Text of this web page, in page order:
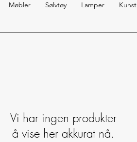
Vi har ingen produkter
å vise her akkurat nå.
Møbler Sølvtøy Lamper Kunst